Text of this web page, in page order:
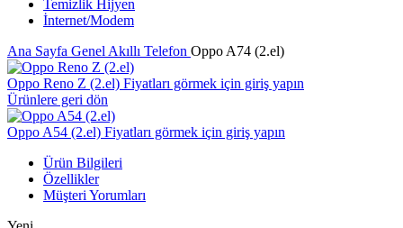
Temizlik Hijyen
İnternet/Modem
Ana Sayfa Genel Akıllı Telefon Oppo A74 (2.el)
Oppo Reno Z (2.el) Fiyatları görmek için giriş yapın
Ürünlere geri dön
Oppo A54 (2.el) Fiyatları görmek için giriş yapın
Ürün Bilgileri
Özellikler
Müşteri Yorumları